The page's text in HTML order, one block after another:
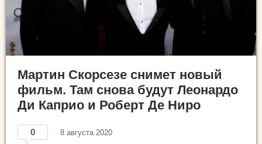
Мартин Скорсезе снимет новый
фильм. Там снова будут Леонардо
Ди Каприо и Роберт Де Ниро
0 8 августа 2020